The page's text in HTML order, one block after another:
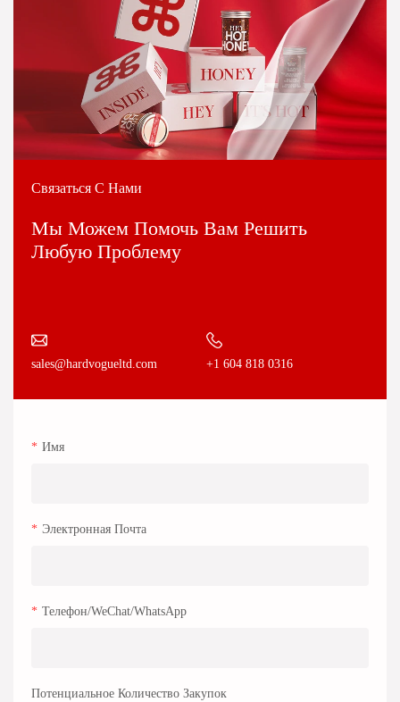
Связаться С Нами
Мы Можем Помочь Вам Решить
Любую Проблему
sales@hardvogueltd.com +1 604 818 0316
Имя
Электронная Почта
Телефон/WeChat/WhatsApp
Потенциальное Количество Закупок